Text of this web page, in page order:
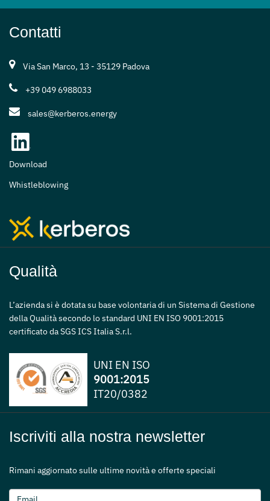
Contatti
Via San Marco, 13 - 35129 Padova
+39 049 6988033
sales@kerberos.energy
Download
Whistleblowing
Qualità
L’azienda si è dotata su base volontaria di un Sistema di Gestione
della Qualità secondo lo standard UNI EN ISO 9001:2015
certificato da SGS ICS Italia S.r.l.
UNI EN ISO
9001:2015
IT20/0382
Iscriviti alla nostra newsletter
Rimani aggiornato sulle ultime novità e offerte speciali